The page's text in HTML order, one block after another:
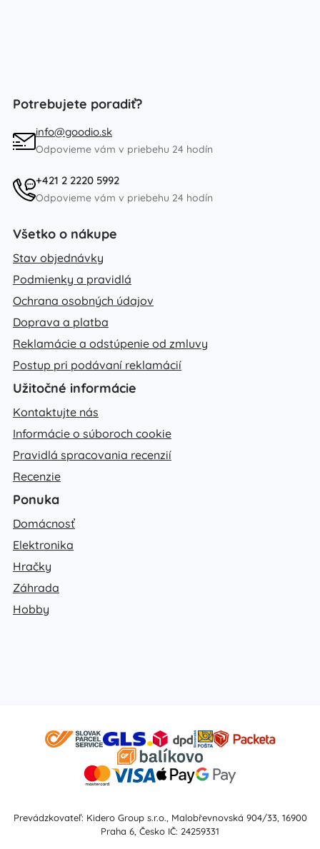
Potrebujete poradiť?
info@goodio.sk
Odpovieme vám v priebehu 24 hodín
+421 2 2220 5992
Odpovieme vám v priebehu 24 hodín
Všetko o nákupe
Stav objednávky
Podmienky a pravidlá
Ochrana osobných údajov
Doprava a platba
Reklamácie a odstúpenie od zmluvy
Postup pri podávaní reklamácií
Užitočné informácie
Kontaktujte nás
Informácie o súboroch cookie
Pravidlá spracovania recenzií
Recenzie
Ponuka
Domácnosť
Elektronika
Hračky
Záhrada
Hobby
Prevádzkovateľ: Kidero Group s.r.o., Malobřevnovská 904/33, 16900
Praha 6, Česko IČ: 24259331